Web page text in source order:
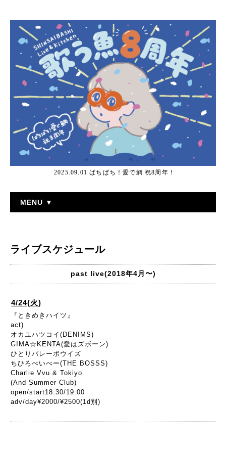
2025.09.01 ぱちぱち！愛で鯛 祝8周年！
MENU ▼
ライブスケジュール
past live(2018年4月〜)
4/24(火)
『ときめきハイツ』
act)
オカユハツコイ(DENIMS)
GIMA☆KENTA(愛はズボーン)
ひとりバレーボウイズ
ちひろべいべー(THE BOSSS)
Charlie Vvu & Tokiyo
(And Summer Club)
open/start18:30/19:00
adv/day¥2000/¥2500(1d別)